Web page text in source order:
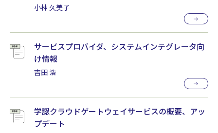
小林 久美子
サービスプロバイダ、システムインテグレータ向
け情報
吉田 浩
学認クラウドゲートウェイサービスの概要、アッ
プデート